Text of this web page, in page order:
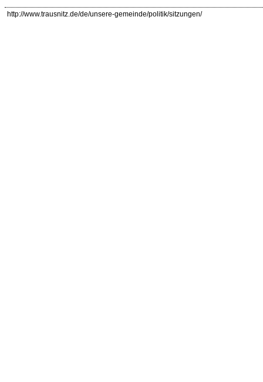
http://www.trausnitz.de/de/unsere-gemeinde/politik/sitzungen/